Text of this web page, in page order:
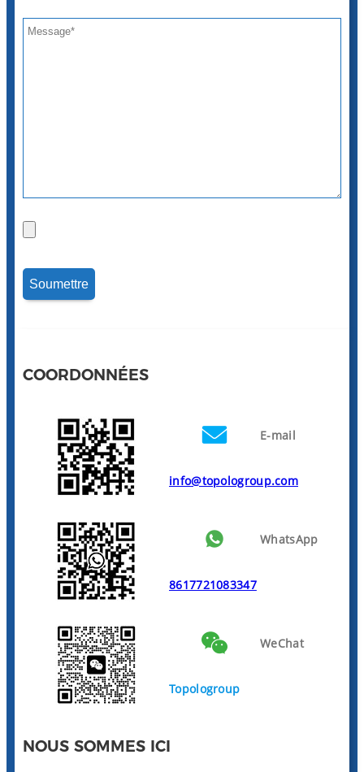
COORDONNÉES
E-mail
info@topologroup.com
WhatsApp
8617721083347
WeChat
Topologroup
NOUS SOMMES ICI